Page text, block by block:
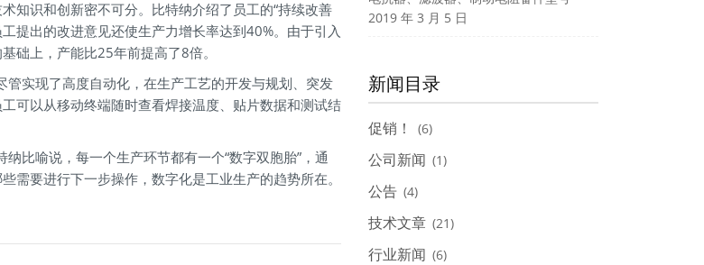
识和创新密不可分。比特纳介绍了员工的“持续改善
提出的改进意见还使生产力增长率达到40%。由于引入
础上，产能比25年前提高了8倍。
实现了高度自动化，在生产工艺的开发与规划、突发
可以从移动终端随时查看焊接温度、贴片数据和测试结
比喻说，每一个生产环节都有一个“数字双胞胎”，通
需要进行下一步操作，数字化是工业生产的趋势所在。
2019 年 3 月 5 日
新闻目录
促销！ (6)
公司新闻 (1)
公告 (4)
技术文章 (21)
行业新闻 (6)